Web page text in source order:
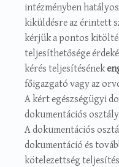
intézményben
kiküldésre az érintett
kérjük a pontos
teljesíthetősége
kérés teljesítésének
főigazgató vagy az
A kért egészségügyi
dokumentációs
A dokumentációs
dokumentáció és
kötelezettség